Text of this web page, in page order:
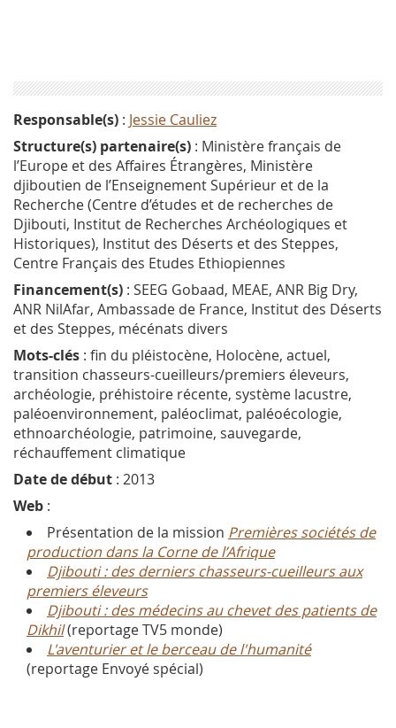
Responsable(s) : Jessie Cauliez
Structure(s) partenaire(s) : Ministère français de
l’Europe et des Affaires Étrangères, Ministère
djiboutien de l’Enseignement Supérieur et de la
Recherche (Centre d’études et de recherches de
Djibouti, Institut de Recherches Archéologiques et
Historiques), Institut des Déserts et des Steppes,
Centre Français des Etudes Ethiopiennes
Financement(s) : SEEG Gobaad, MEAE, ANR Big Dry,
ANR NilAfar, Ambassade de France, Institut des Déserts
et des Steppes, mécénats divers
Mots-clés : fin du pléistocène, Holocène, actuel,
transition chasseurs-cueilleurs/premiers éleveurs,
archéologie, préhistoire récente, système lacustre,
paléoenvironnement, paléoclimat, paléoécologie,
ethnoarchéologie, patrimoine, sauvegarde,
réchauffement climatique
Date de début : 2013
Web :
Présentation de la mission Premières sociétés de
production dans la Corne de l’Afrique
Djibouti : des derniers chasseurs-cueilleurs aux
premiers éleveurs
Djibouti : des médecins au chevet des patients de
Dikhil(reportage TV5 monde)
L'aventurier et le berceau de l'humanité
(reportage Envoyé spécial)